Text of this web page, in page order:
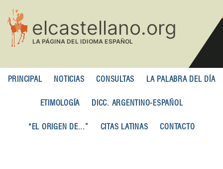
contenido
principal
PRINCIPAL NOTICIAS CONSULTAS LA PALABRA DEL DÍA
ETIMOLOGÍA DICC. ARGENTINO-ESPAÑOL
“EL ORIGEN DE...” CITAS LATINAS CONTACTO